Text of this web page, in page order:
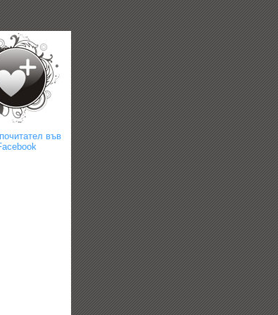
във